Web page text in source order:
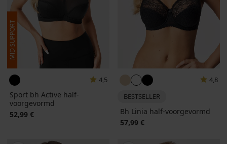
4,5
Sport bh Active half-
voorgevormd
52,99 €
4,8
BESTSELLER
Bh Linia half-voorgevormd
57,99 €